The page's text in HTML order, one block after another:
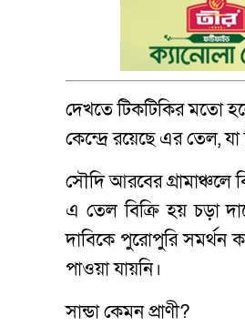
দেখতে টিকটিকির মতো
কেন্দ্রে রয়েছে এর তেল,
সৌদি আরবের গ্রামাঞ্চলে
এ তেল বিক্রি হয় চড়া
দাবিকে পুরোপুরি সমর্থন
পাওয়া যায়নি।
সান্ডা কেমন প্রাণী?